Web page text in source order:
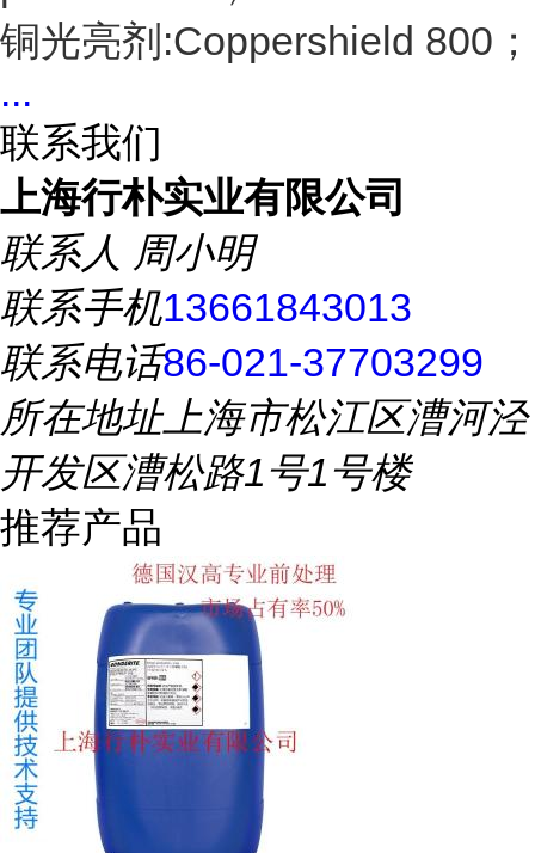
铜光亮剂:Coppershield 800；
...
联系我们
上海行朴实业有限公司
联系人 周小明
联系手机13661843013
联系电话86-021-37703299
所在地址上海市松江区漕河泾
开发区漕松路1号1号楼
推荐产品